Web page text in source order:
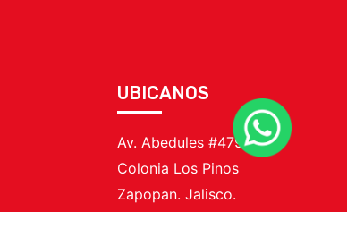
UBICANOS
Av. Abedules #479,
Colonia Los Pinos
Zapopan. Jalisco.